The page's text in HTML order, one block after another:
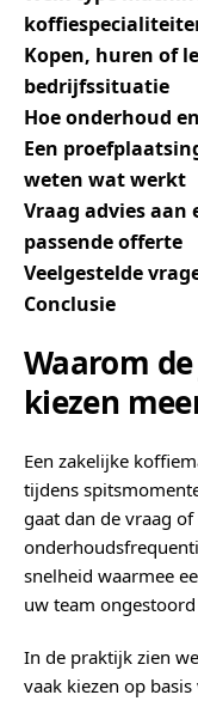
Kopen, huren of
bedrijfssituatie
Hoe onderhoud
Een
weten wat werkt
Vraag advies aan
passende offerte
Veelgestelde
Conclusie
Waarom
kiezen
Een zakelijke
tijdens
gaat dan de vraag
snelheid waarmee
uw team
In de praktijk zien
vaak kiezen op